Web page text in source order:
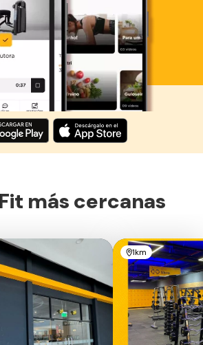
ahora lo Smart Fit App
más cercanas
1km